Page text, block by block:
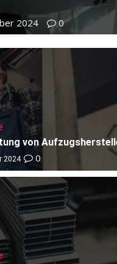
2024
0
von
2024 0